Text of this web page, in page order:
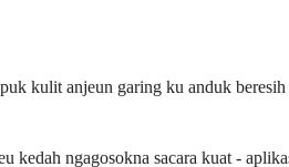
kulit anjeun garing ku anduk
ngagosokna sacara kuat -